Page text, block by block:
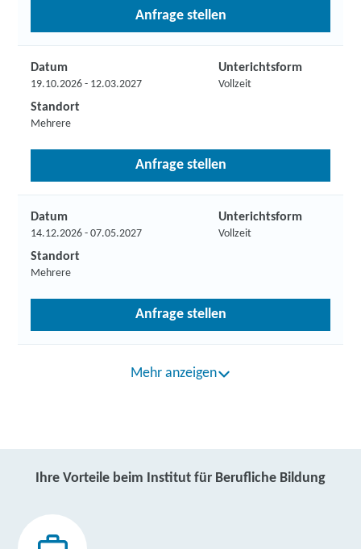
Anfrage stellen
Datum
19.10.2026 - 12.03.2027
Unterichtsform
Vollzeit
Standort
Mehrere
Anfrage stellen
Datum
14.12.2026 - 07.05.2027
Unterichtsform
Vollzeit
Standort
Mehrere
Anfrage stellen
Mehr anzeigen
Ihre Vorteile beim Institut für Berufliche Bildung